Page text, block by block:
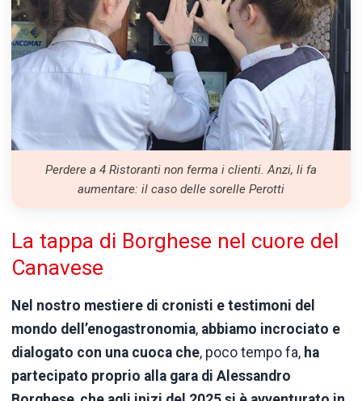
Perdere a 4 Ristoranti non ferma i clienti. Anzi, li fa
aumentare: il caso delle sorelle Perotti
La tappa di Borghese nel cuore del
Canavese
Nel nostro mestiere di cronisti e testimoni del
mondo dell’enogastronomia, abbiamo incrociato e
dialogato con una cuoca che, poco tempo fa, ha
partecipato proprio alla gara di Alessandro